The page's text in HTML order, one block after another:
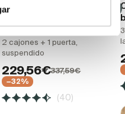
Mueble de baño con
Bruntec Coban
2 cajones + 1 puerta,
suspendido
229,56€337,59€
−32%
(40)